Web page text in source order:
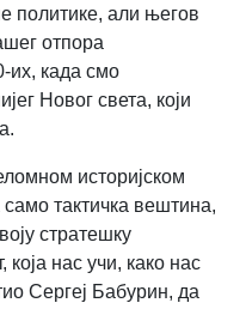
политике, али његов
отпора
их, када смо
Новог света, који
историјском
тактичка вештина,
стратешку
која нас учи, како нас
Сергеј Бабурин, да